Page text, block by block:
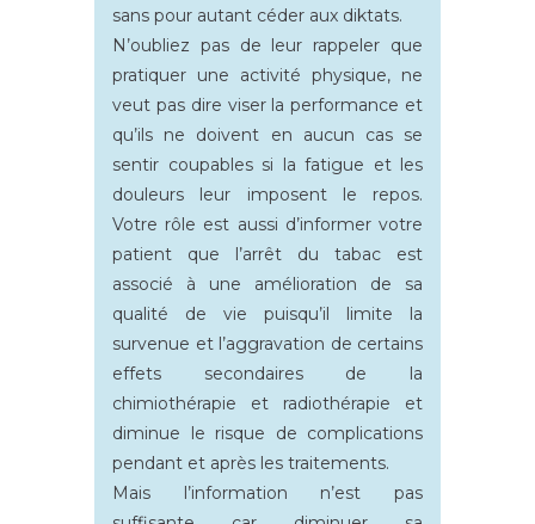
sans pour autant céder aux diktats.
N’oubliez pas de leur rappeler que
pratiquer une activité physique, ne
veut pas dire viser la performance et
qu’ils ne doivent en aucun cas se
sentir coupables si la fatigue et les
douleurs leur imposent le repos.
Votre rôle est aussi d’informer votre
patient que l’arrêt du tabac est
associé à une amélioration de sa
qualité de vie puisqu’il limite la
survenue et l’aggravation de certains
effets secondaires de la
chimiothérapie et radiothérapie et
diminue le risque de complications
pendant et après les traitements.
Mais l’information n’est pas